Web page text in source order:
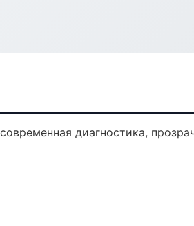
диагностика,